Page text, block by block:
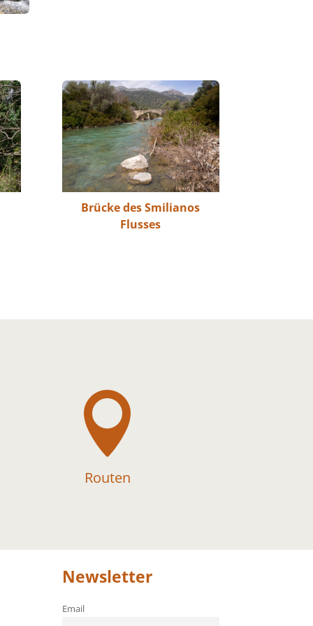
Brücke des Smilianos
Flusses

Routen
Newsletter
Email